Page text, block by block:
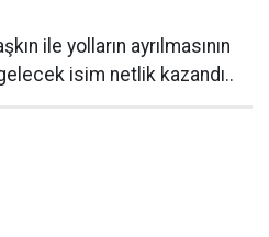
ile yolların ayrılmasının
gelecek isim netlik kazandı..